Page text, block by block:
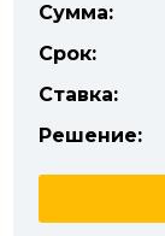
Сумма:
Срок:
Ставка:
Решение: